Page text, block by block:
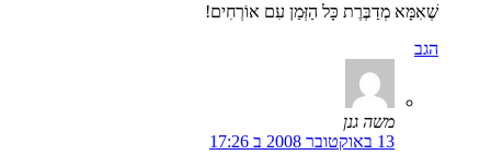
שֶׁאִמָּא מְדַבֶּרֶת כָּל הַזְּמַן עִם אוֹרְחִים!
הגב
משה גנן
13 באוקטובר 2008 ב 17:26